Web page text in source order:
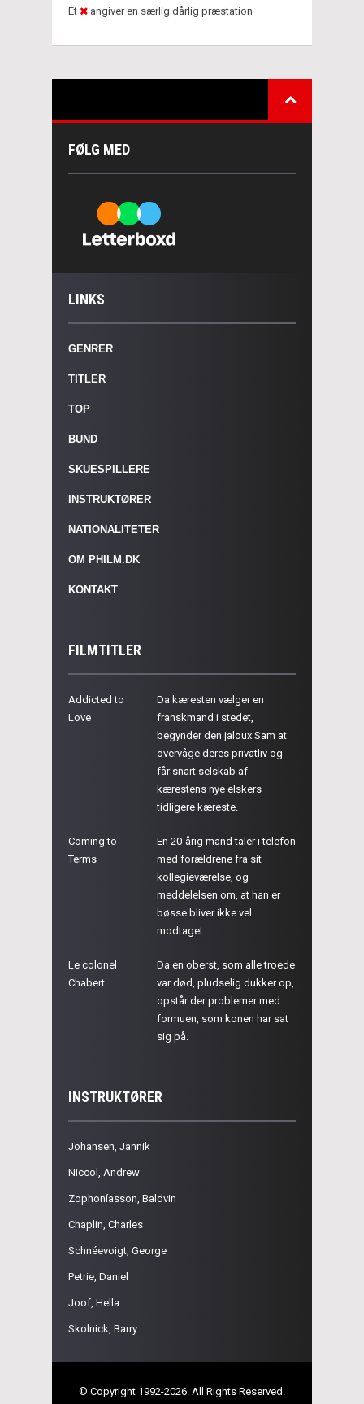
Et
angiver en særlig dårlig præstation
FØLG MED
LINKS
GENRER
TITLER
TOP
BUND
SKUESPILLERE
INSTRUKTØRER
NATIONALITETER
OM PHILM.DK
KONTAKT
FILMTITLER
Addicted to
Love
Da kæresten vælger en
franskmand i stedet,
begynder den jaloux Sam at
overvåge deres privatliv og
får snart selskab af
kærestens nye elskers
tidligere kæreste.
Coming to
Terms
En 20-årig mand taler i telefon
med forældrene fra sit
kollegieværelse, og
meddelelsen om, at han er
bøsse bliver ikke vel
modtaget.
Le colonel
Chabert
Da en oberst, som alle troede
var død, pludselig dukker op,
opstår der problemer med
formuen, som konen har sat
sig på.
INSTRUKTØRER
Johansen, Jannik
Niccol, Andrew
Zophoníasson, Baldvin
Chaplin, Charles
Schnéevoigt, George
Petrie, Daniel
Joof, Hella
Skolnick, Barry
© Copyright 1992-2026. All Rights Reserved.